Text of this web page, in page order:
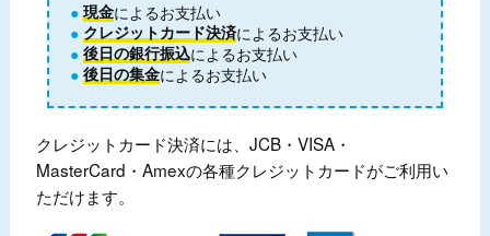
現金によるお支払い
クレジットカード決済によるお支払い
後日の銀行振込によるお支払い
後日の集金によるお支払い
クレジットカード決済には、JCB・VISA・
MasterCard・Amexの各種クレジットカードがご利用い
ただけます。